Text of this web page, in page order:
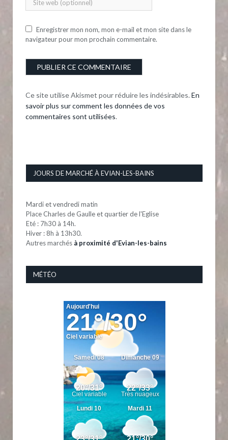
Enregistrer mon nom, mon e-mail et mon site dans le
navigateur pour mon prochain commentaire.
Ce site utilise Akismet pour réduire les indésirables. En
savoir plus sur comment les données de vos
commentaires sont utilisées.
JOURS DE MARCHÉ À EVIAN-LES-BAINS
Mardi et vendredi matin
Place Charles de Gaulle et quartier de l'Eglise
Eté : 7h30 à 14h.
Hiver : 8h à 13h30.
Autres marchés à proximité d'Evian-les-bains
MÉTÉO